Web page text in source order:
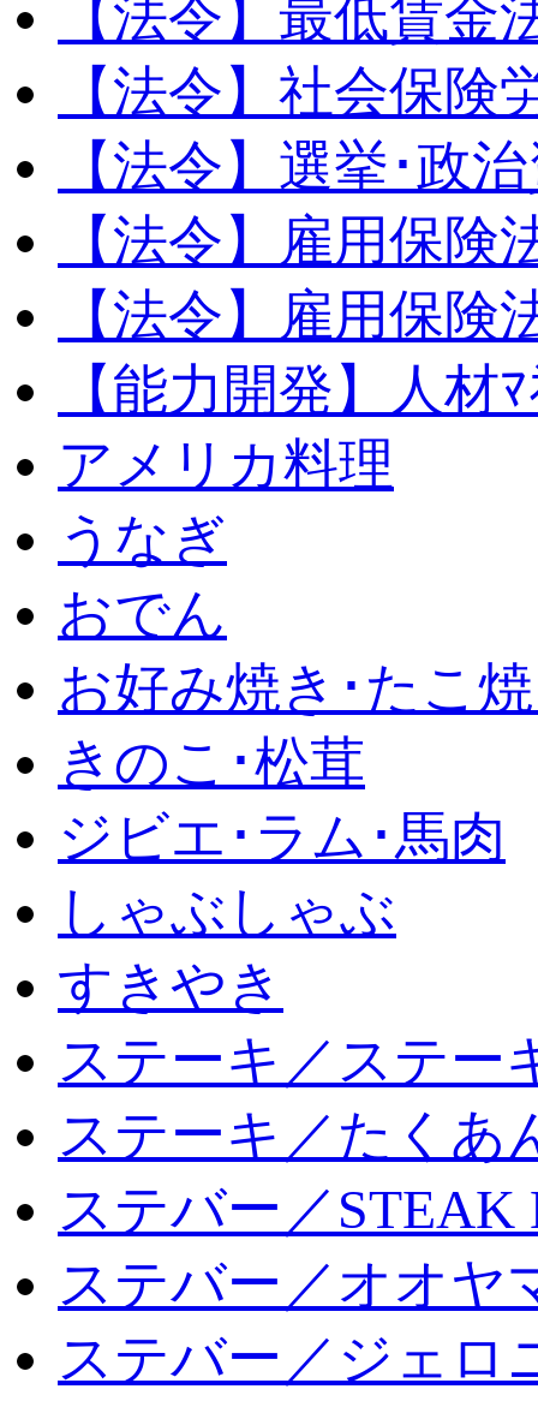
【法令】最低賃金
【法令】社会保険
【法令】選挙･政
【法令】雇用保険
【法令】雇用保険
【能力開発】人材
アメリカ料理
うなぎ
おでん
お好み焼き･たこ
きのこ･松茸
ジビエ･ラム･馬肉
しゃぶしゃぶ
すきやき
ステーキ／ステー
ステーキ／たくあ
ステバー／STEAK
ステバー／オオヤ
ステバー／ジェロ